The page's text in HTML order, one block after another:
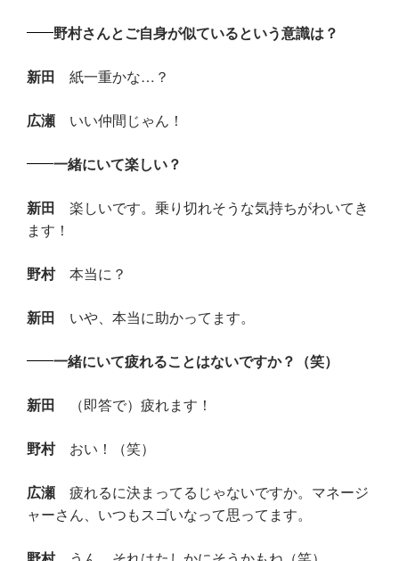
野村さんとご自身が似ているという意識は？
新田 紙一重かな…？
広瀬 いい仲間じゃん！
一緒にいて楽しい？
新田 楽しいです。乗り切れそうな気持ちがわいてき
ます！
野村本当に？
新田 いや、本当に助かってます。
一緒にいて疲れることはないですか？（笑）
新田 （即答で）疲れます！
野村おい！（笑）
広瀬 疲れるに決まってるじゃないですか。マネージ
ャーさん、いつもスゴいなって思ってます。